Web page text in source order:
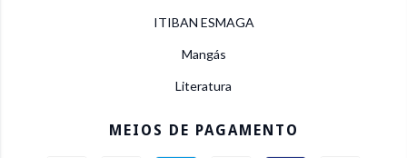
ITIBAN ESMAGA
Mangás
Literatura
MEIOS DE PAGAMENTO